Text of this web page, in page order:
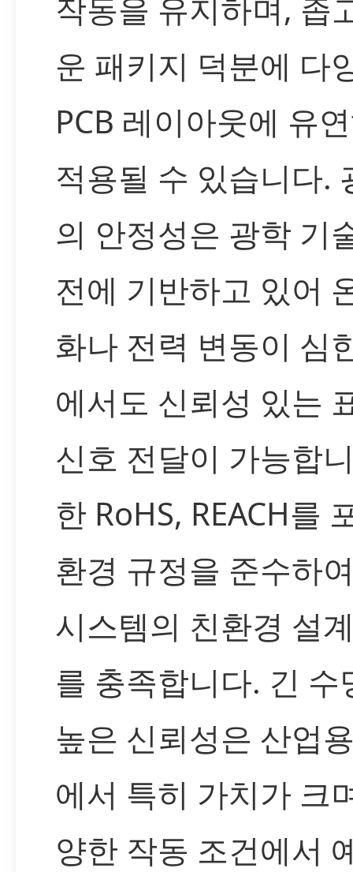
작동을 유지하며, 좁
운 패키지 덕분에 다
PCB 레이아웃에 유
적용될 수 있습니다.
의 안정성은 광학 기
전에 기반하고 있어
화나 전력 변동이 심
에서도 신뢰성 있는
신호 전달이 가능합
한 RoHS, REACH를
환경 규정을 준수하
시스템의 친환경 설
를 충족합니다. 긴 수
높은 신뢰성은 산업
에서 특히 가치가 크
양한 작동 조건에서